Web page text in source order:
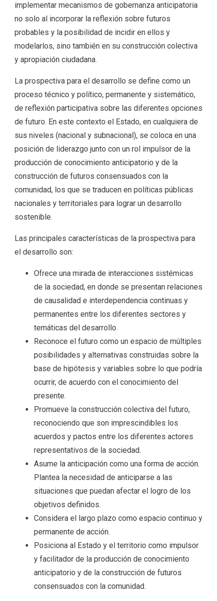
implementar mecanismos de gobernanza anticipatoria
no solo al incorporar la reflexión sobre futuros
probables y la posibilidad de incidir en ellos y
modelarlos, sino también en su construcción colectiva
y apropiación ciudadana.
La prospectiva para el desarrollo se define como un
proceso técnico y político, permanente y sistemático,
de reflexión participativa sobre las diferentes opciones
de futuro. En este contexto el Estado, en cualquiera de
sus niveles (nacional y subnacional), se coloca en una
posición de liderazgo junto con un rol impulsor de la
producción de conocimiento anticipatorio y de la
construcción de futuros consensuados con la
comunidad, los que se traducen en políticas públicas
nacionales y territoriales para lograr un desarrollo
sostenible.
Las principales características de la prospectiva para
el desarrollo son:
Ofrece una mirada de interacciones sistémicas
de la sociedad, en donde se presentan relaciones
de causalidad e interdependencia continuas y
permanentes entre los diferentes sectores y
temáticas del desarrollo.
Reconoce el futuro como un espacio de múltiples
posibilidades y alternativas construidas sobre la
base de hipótesis y variables sobre lo que podría
ocurrir, de acuerdo con el conocimiento del
presente.
Promueve la construcción colectiva del futuro,
reconociendo que son imprescindibles los
acuerdos y pactos entre los diferentes actores
representativos de la sociedad.
Asume la anticipación como una forma de acción.
Plantea la necesidad de anticiparse a las
situaciones que puedan afectar el logro de los
objetivos definidos.
Considera el largo plazo como espacio continuo y
permanente de acción.
Posiciona al Estado y el territorio como impulsor
y facilitador de la producción de conocimiento
anticipatorio y de la construcción de futuros
consensuados con la comunidad.